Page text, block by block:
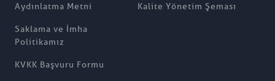
Aydınlatma Metni
Saklama ve İmha
Politikamız
KVKK Başvuru Formu
Kalite Yönetim Şeması